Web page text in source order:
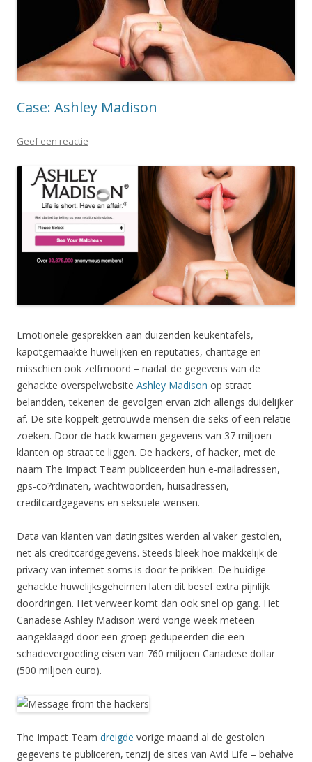
Case: Ashley Madison
Geef een reactie
Emotionele gesprekken aan duizenden keukentafels,
kapotgemaakte huwelijken en reputaties, chantage en
misschien ook zelfmoord – nadat de gegevens van de
gehackte overspelwebsite Ashley Madison op straat
belandden, tekenen de gevolgen ervan zich allengs duidelijker
af. De site koppelt getrouwde mensen die seks of een relatie
zoeken. Door de hack kwamen gegevens van 37 miljoen
klanten op straat te liggen. De hackers, of hacker, met de
naam The Impact Team publiceerden hun e-mailadressen,
gps-co?rdinaten, wachtwoorden, huisadressen,
creditcardgegevens en seksuele wensen.
Data van klanten van datingsites werden al vaker gestolen,
net als creditcardgegevens. Steeds bleek hoe makkelijk de
privacy van internet soms is door te prikken. De huidige
gehackte huwelijksgeheimen laten dit besef extra pijnlijk
doordringen. Het verweer komt dan ook snel op gang. Het
Canadese Ashley Madison werd vorige week meteen
aangeklaagd door een groep gedupeerden die een
schadevergoeding eisen van 760 miljoen Canadese dollar
(500 miljoen euro).
The Impact Team dreigde vorige maand al de gestolen
gegevens te publiceren, tenzij de sites van Avid Life – behalve